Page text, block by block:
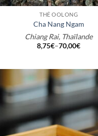
THÉ OOLONG
Cha Nang Ngam
Chiang Rai, Thaïlande
8,75€–70,00€